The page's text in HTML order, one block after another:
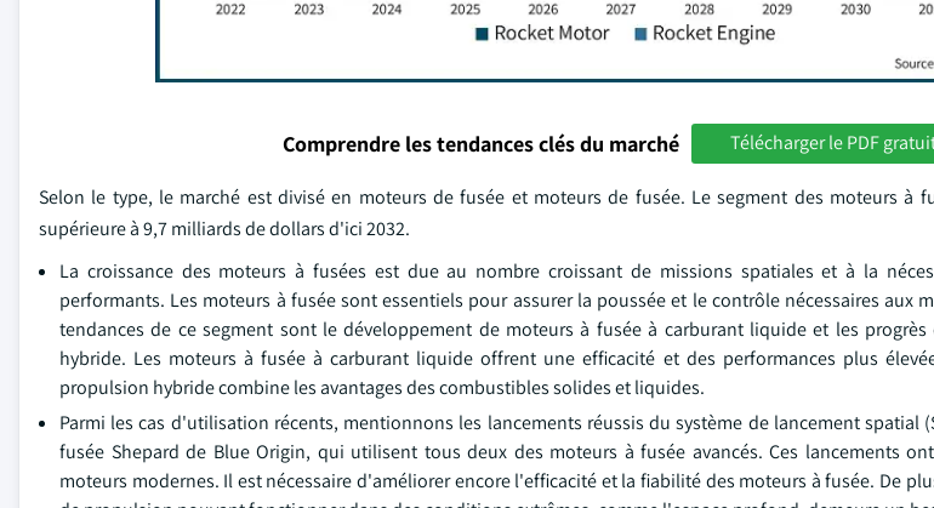
Comprendre les tendances clés du marché Télécharger le PDF
Selon le type, le marché est divisé en moteurs de fusée et moteurs de fusée. Le segment des moteurs à
supérieure à 9,7 milliards de dollars d'ici 2032.
La croissance des moteurs à fusées est due au nombre croissant de missions spatiales et à la
performants. Les moteurs à fusée sont essentiels pour assurer la poussée et le contrôle nécessaires aux
tendances de ce segment sont le développement de moteurs à fusée à carburant liquide et les
hybride. Les moteurs à fusée à carburant liquide offrent une efficacité et des performances plus
propulsion hybride combine les avantages des combustibles solides et liquides.
Parmi les cas d'utilisation récents, mentionnons les lancements réussis du système de lancement spatial
fusée Shepard de Blue Origin, qui utilisent tous deux des moteurs à fusée avancés. Ces lancements
moteurs modernes. Il est nécessaire d'améliorer encore l'efficacité et la fiabilité des moteurs à fusée. De